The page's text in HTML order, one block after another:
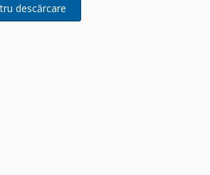
descărcare